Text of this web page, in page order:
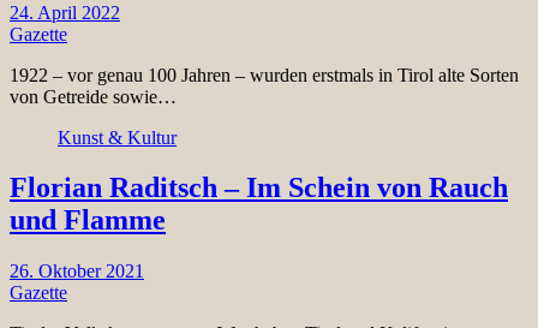
24. April 2022
Gazette
1922 – vor genau 100 Jahren – wurden erstmals in Tirol alte Sorten
von Getreide sowie…
Kunst & Kultur
Florian Raditsch – Im Schein von Rauch
und Flamme
26. Oktober 2021
Gazette